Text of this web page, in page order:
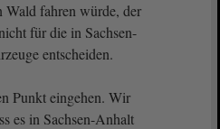
Wald fahren würde, der
für die in Sachsen-
entscheiden.
Punkt eingehen. Wir
es in Sachsen-Anhalt